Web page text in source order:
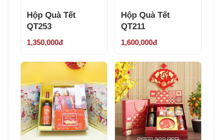
Hộp Quà Tết
QT253
1,350,000đ
Hộp Quà Tết
QT211
1,600,000đ